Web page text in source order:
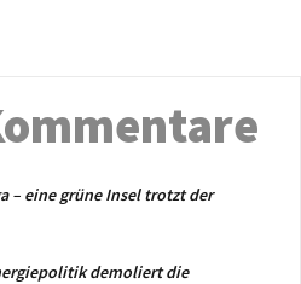
– eine grüne Insel trotzt der
demoliert die